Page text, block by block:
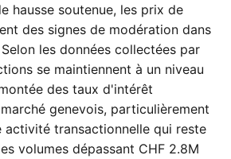
hausse soutenue, les prix de
des signes de modération dans
les données collectées par
se maintiennent à un niveau
des taux d'intérêt
genevois, particulièrement
activité transactionnelle qui reste
volumes dépassant CHF 2.8M